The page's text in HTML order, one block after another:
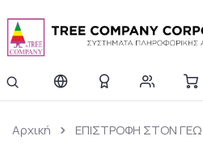
Αρχική
ΕΠΙΣΤΡΟΦΗ ΣΤΟΝ